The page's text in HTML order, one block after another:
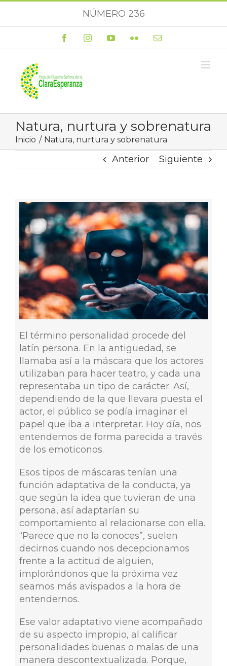
NÚMERO 236
FacebookInstagramYouTubeFlickr Correo
Natura, nurtura y sobrenatura
Inicio Natura, nurtura y sobrenatura
Anterior Siguiente
El término personalidad procede del
latín persona. En la antigüedad, se
llamaba así a la máscara que los actores
utilizaban para hacer teatro, y cada una
representaba un tipo de carácter. Así,
dependiendo de la que llevara puesta el
actor, el público se podía imaginar el
papel que iba a interpretar. Hoy día, nos
entendemos de forma parecida a través
de los emoticonos.
Esos tipos de máscaras tenían una
función adaptativa de la conducta, ya
que según la idea que tuvieran de una
persona, así adaptarían su
comportamiento al relacionarse con ella.
“Parece que no la conoces”, suelen
decirnos cuando nos decepcionamos
frente a la actitud de alguien,
implorándonos que la próxima vez
seamos más avispados a la hora de
entendernos.
Ese valor adaptativo viene acompañado
de su aspecto impropio, al calificar
personalidades buenas o malas de una
manera descontextualizada. Porque,